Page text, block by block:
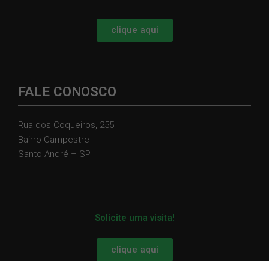
clique aqui
FALE CONOSCO
Rua dos Coqueiros, 255
Bairro Campestre
Santo André – SP
Solicite uma visita!
clique aqui